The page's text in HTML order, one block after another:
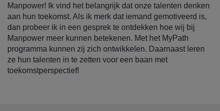
Manpower! Ik vind het belangrijk dat onze talenten denken
aan hun toekomst. Als ik merk dat iemand gemotiveerd is,
dan probeer ik in een gesprek te ontdekken hoe wij bij
Manpower meer kunnen betekenen. Met het MyPath
programma kunnen zij zich ontwikkelen. Daarnaast leren
ze hun talenten in te zetten voor een baan met
toekomstperspectief!